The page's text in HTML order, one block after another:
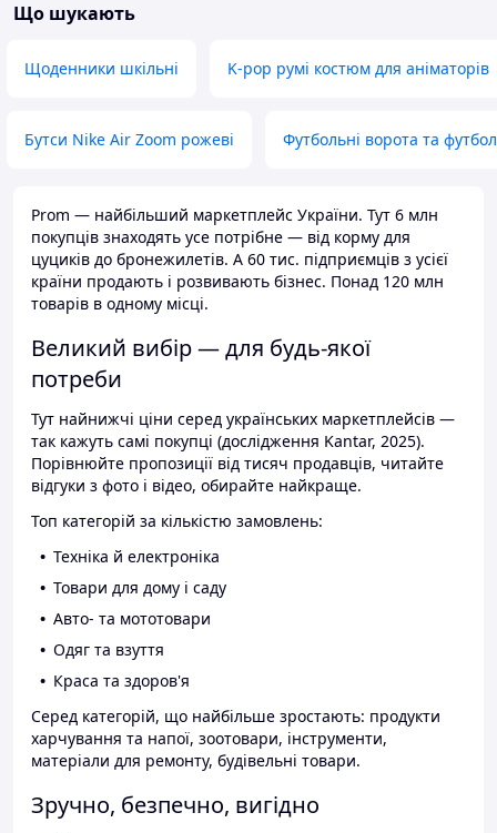
без плит
Що шукають
Щоденники шкільні K-pop румі костюм для аніматорів
Бутси Nike Air Zoom рожеві Футбольні ворота та
Prom — найбільший маркетплейс України. Тут 6 млн
покупців знаходять усе потрібне — від корму для
цуциків до бронежилетів. А 60 тис. підприємців з усієї
країни продають і розвивають бізнес. Понад 120 млн
товарів в одному місці.
Великий вибір — для будь-якої
потреби
Тут найнижчі ціни серед українських маркетплейсів —
так кажуть самі покупці (дослідження Kantar, 2025).
Порівнюйте пропозиції від тисяч продавців, читайте
відгуки з фото і відео, обирайте найкраще.
Топ категорій за кількістю замовлень:
Техніка й електроніка
Товари для дому і саду
Авто- та мототовари
Одяг та взуття
Краса та здоров'я
Серед категорій, що найбільше зростають: продукти
харчування та напої, зоотовари, інструменти,
матеріали для ремонту, будівельні товари.
Зручно, безпечно, вигідно